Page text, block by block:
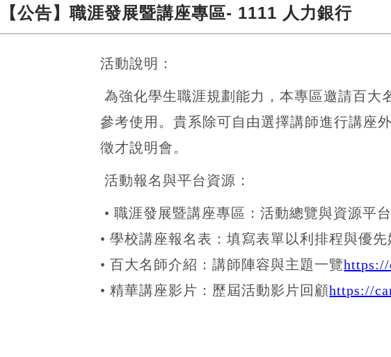
【公告】職涯發展暨講座專區- 1111 人力銀行
活動說明：
為強化學生職涯規劃能力，本專區邀請百大
參考使用。貴系除可自由選擇講師進行講座
徵才說明會。
活動報名與平台資源：
• 職涯發展暨講座專區：活動總覽與資源平
• 學校講座報名表：填寫表單以利排程與優
• 百大名師介紹：講師陣容與主題一覽https://
• 精華講座影片：歷屆活動影片回顧https://